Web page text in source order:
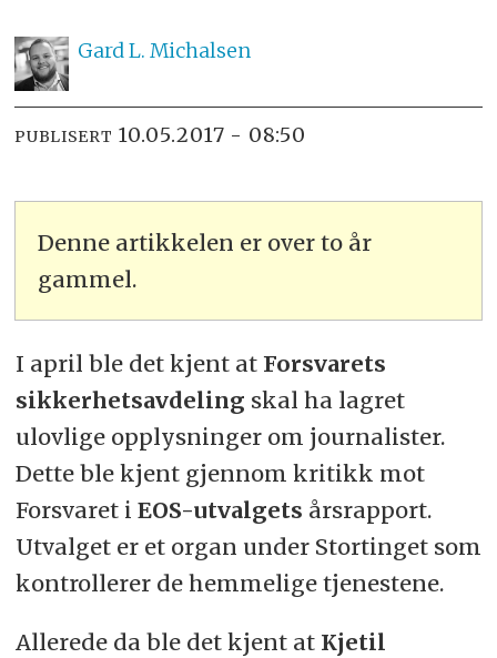
Gard L. Michalsen
PUBLISERT 10.05.2017 - 08:50
Denne artikkelen er over to år
gammel.
I april ble det kjent at Forsvarets
sikkerhetsavdeling skal ha lagret
ulovlige opplysninger om journalister.
Dette ble kjent gjennom kritikk mot
Forsvaret i EOS-utvalgets årsrapport.
Utvalget er et organ under Stortinget som
kontrollerer de hemmelige tjenestene.
Allerede da ble det kjent at Kjetil